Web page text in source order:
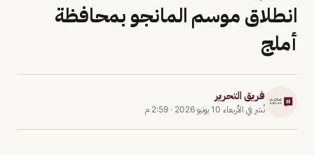
انطلاق موسم المانجو بمحافظة
أملج
فريق التحرير
نُشر في الأربعاء 10 يونيو 2026 · 2:59 م